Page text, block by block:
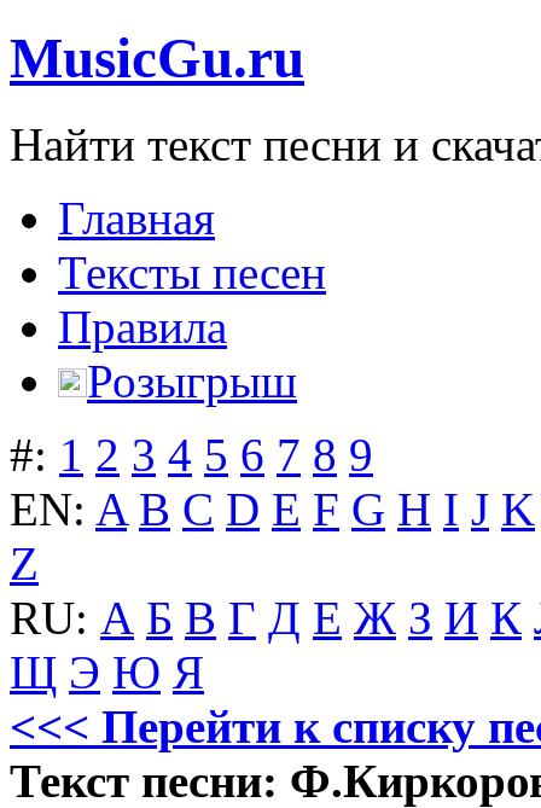
MusicGu.ru
Найти текст песни и
Главная
Тексты песен
Правила
Розыгрыш
#: 1 2 3 4 5 6 7 8 9
EN: A B C D E F G H I J K
Z
RU: А Б В Г Д Е Ж З И К
Щ Э Ю Я
<<< Перейти к списку
Текст песни: